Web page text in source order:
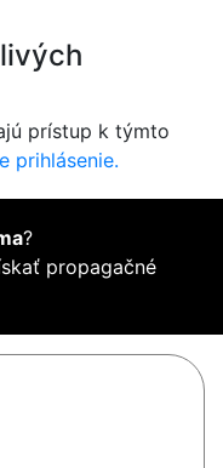
prístup k týmto
prihlásenie.
?
propagačné